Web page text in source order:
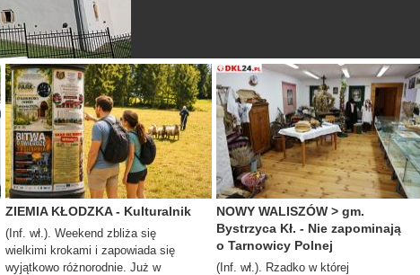
ZIEMIA KŁODZKA - Kulturalnik
(Inf. wł.). Weekend zbliża się
wielkimi krokami i zapowiada się
wyjątkowo różnorodnie. Już w
NOWY WALISZÓW > gm.
Bystrzyca Kł. - Nie zapominają
o Tarnowicy Polnej
(Inf. wł.). Rzadko w której